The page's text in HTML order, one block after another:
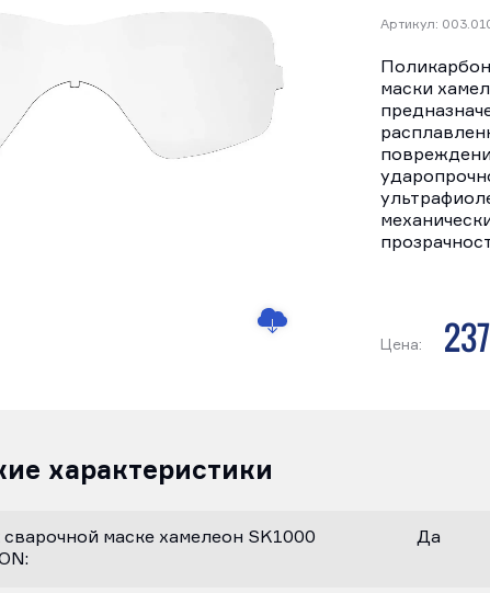
Артикул:
маски
Цена:
характеристики
маске хамелеон SK1000
Да